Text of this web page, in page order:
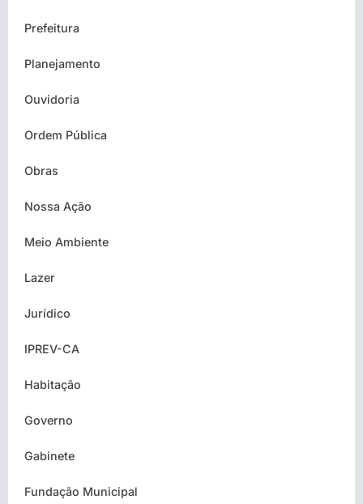
Prefeitura
Planejamento
Ouvidoria
Ordem Pública
Obras
Nossa Ação
Meio Ambiente
Lazer
Jurídico
IPREV-CA
Habitação
Governo
Gabinete
Fundação Municipal